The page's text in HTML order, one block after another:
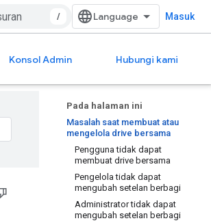
/ Masuk
Konsol Admin Hubungi kami
Pada halaman ini
Masalah saat membuat atau
mengelola drive bersama
Pengguna tidak dapat
membuat drive bersama
Pengelola tidak dapat
mengubah setelan berbagi
Administrator tidak dapat
mengubah setelan berbagi